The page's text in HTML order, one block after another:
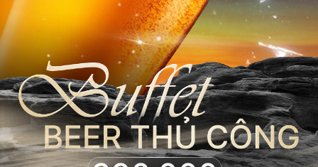
Chi phí tổ chức
tiệc cưới tại
khách sạn